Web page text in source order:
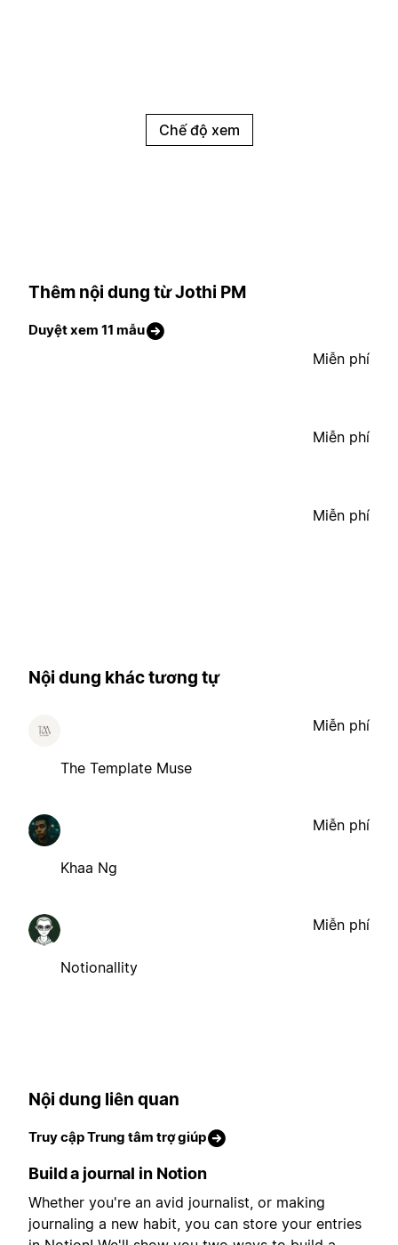
Chế độ xem
Thêm nội dung từ Jothi PM
Duyệt xem 11 mẫu
Miễn phí
Miễn phí
Miễn phí
Nội dung khác tương tự
The Template Muse
Miễn phí
Khaa Ng
Miễn phí
Notionallity
Miễn phí
Nội dung liên quan
Truy cập Trung tâm trợ giúp
Build a journal in Notion
Whether you're an avid journalist, or making
journaling a new habit, you can store your entries